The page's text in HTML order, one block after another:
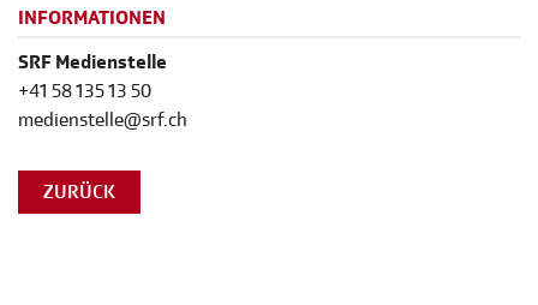
INFORMATIONEN
SRF Medienstelle
+41 58 135 13 50
medienstelle@srf.ch
ZURÜCK